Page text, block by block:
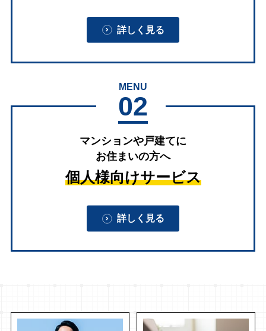
詳しく見る
MENU
02
マンションや戸建てに
お住まいの方へ
個人様向けサービス
詳しく見る